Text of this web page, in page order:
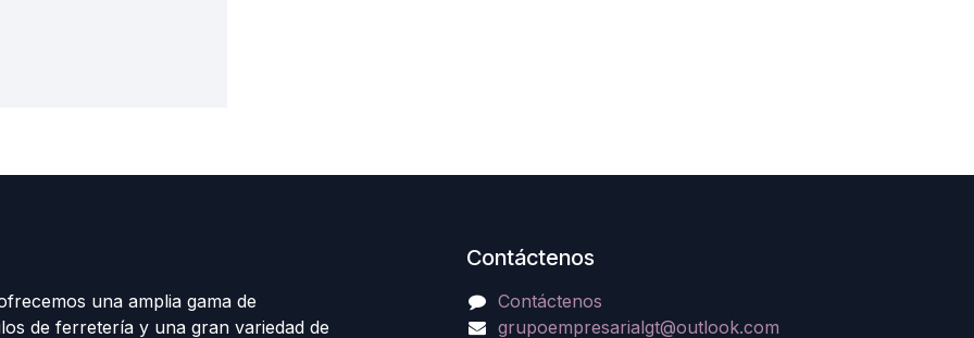
una amplia gama de
de ferretería y una gran variedad de
Contáctenos
Contáctenos
grupoempresarialgt@outlook.com